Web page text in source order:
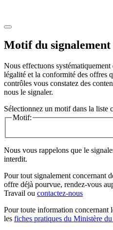
Motif du signalement
Nous effectuons
légalité et la conformité des offres
contrôles vous constatez des
nous le signaler.
Sélectionnez un motif dans la liste
Motif:
Nous vous rappelons que le
interdit.
Pour tout signalement concernant
offre déjà pourvue, rendez-vous
Travail ou contactez-nous
Pour toute information concernant
les fiches pratiques du Ministère